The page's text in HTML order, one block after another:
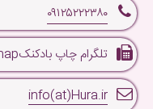
۰۹۱۲۵۲۲۲۳۸۰
تلگرام چاپ بادکنکHuraChap@
info(at)Hura.ir